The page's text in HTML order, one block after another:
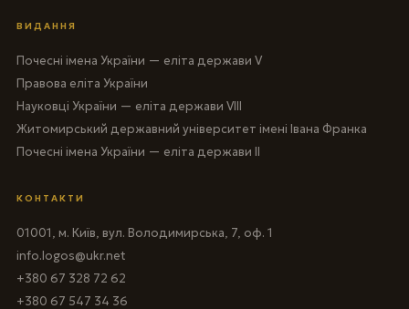
ВИДАННЯ
Почесні імена України — еліта держави V
Правова еліта України
Науковці України — еліта держави VIII
Житомирський державний університет імені Івана Франка
Почесні імена України — еліта держави II
КОНТАКТИ
01001, м. Київ, вул. Володимирська, 7, оф. 1
info.logos@ukr.net
+380 67 328 72 62
+380 67 547 34 36